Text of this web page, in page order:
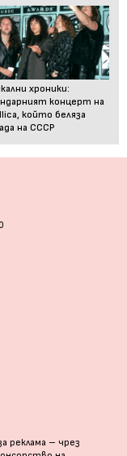
хроники:
концерт на
който беляза
на СССР
реклама – чрез